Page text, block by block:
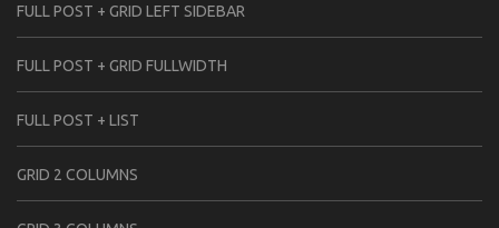
FULL POST + GRID LEFT SIDEBAR
FULL POST + GRID FULLWIDTH
FULL POST + LIST
GRID 2 COLUMNS